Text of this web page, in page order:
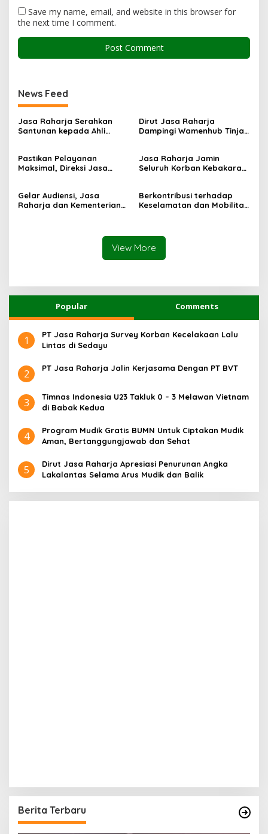
Save my name, email, and website in this browser for
the next time I comment.
News Feed
Jasa Raharja Serahkan
Santunan kepada Ahli
Dirut Jasa Raharja
Dampingi Wamenhub Tinjau
PHC Surabaya
Pastikan Pelayanan
Maksimal, Direksi Jasa
Sentosa II
Jasa Raharja Jamin
Seluruh Korban Kebakaran
Gelar Audiensi, Jasa
Raharja dan Kementerian
Berkontribusi terhadap
Keselamatan dan Mobilitas
Awards 2026
View More
Popular Comments
1
PT Jasa Raharja Survey Korban Kecelakaan Lalu
Lintas di Sedayu
2 PT Jasa Raharja Jalin Kerjasama Dengan PT BVT
3
Timnas Indonesia U23 Takluk 0 – 3 Melawan Vietnam
di Babak Kedua
4
Program Mudik Gratis BUMN Untuk Ciptakan Mudik
Aman, Bertanggungjawab dan Sehat
5
Dirut Jasa Raharja Apresiasi Penurunan Angka
Lakalantas Selama Arus Mudik dan Balik
Berita Terbaru